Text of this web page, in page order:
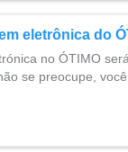
eletrônica do
no ÓTIMO
se preocupe,